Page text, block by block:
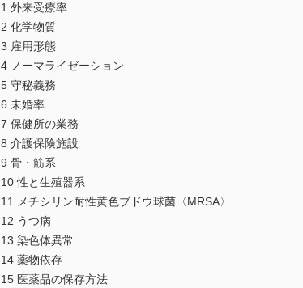
1 外来受療率
2 化学物質
3 雇用形態
4 ノーマライゼーション
5 守秘義務
6 未婚率
7 保健所の業務
8 介護保険施設
9 骨・筋系
10 性と生殖器系
11 メチシリン耐性黄色ブドウ球菌〈MRSA〉
12 うつ病
13 染色体異常
14 薬物依存
15 医薬品の保存方法